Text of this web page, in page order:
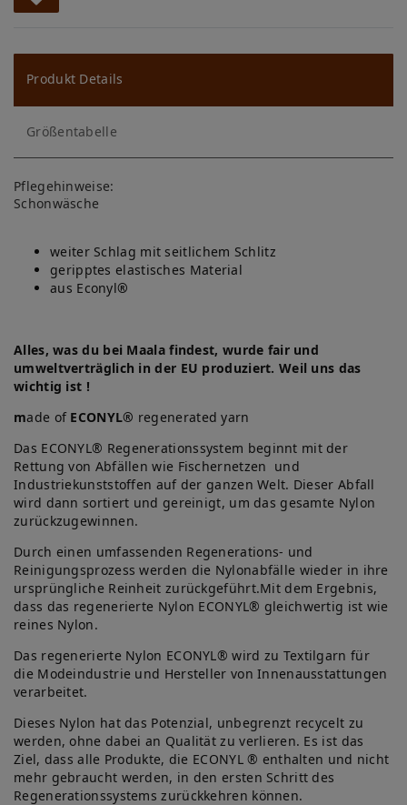
W
u
ns
ch
lis
te
Produkt Details
Größentabelle
Pflegehinweise:
Schonwäsche
weiter Schlag mit seitlichem Schlitz
geripptes elastisches Material
aus Econyl®
Alles, was du bei Maala findest, wurde fair und
umweltverträglich in der EU produziert. Weil uns das
wichtig ist !
made of ECONYL® regenerated yarn
Das ECONYL® Regenerationssystem beginnt mit der
Rettung von Abfällen wie Fischernetzen und
Industriekunststoffen auf der ganzen Welt. Dieser Abfall
wird dann sortiert und gereinigt, um das gesamte Nylon
zurückzugewinnen.
Durch einen umfassenden Regenerations- und
Reinigungsprozess werden die Nylonabfälle wieder in ihre
ursprüngliche Reinheit zurückgeführt.Mit dem Ergebnis,
dass das regenerierte Nylon ECONYL® gleichwertig ist wie
reines Nylon.
Das regenerierte Nylon ECONYL® wird zu Textilgarn für
die Modeindustrie und Hersteller von Innenausstattungen
verarbeitet.
Dieses Nylon hat das Potenzial, unbegrenzt recycelt zu
werden, ohne dabei an Qualität zu verlieren. Es ist das
Ziel, dass alle Produkte, die ECONYL ® enthalten und nicht
mehr gebraucht werden, in den ersten Schritt des
Regenerationssystems zurückkehren können.